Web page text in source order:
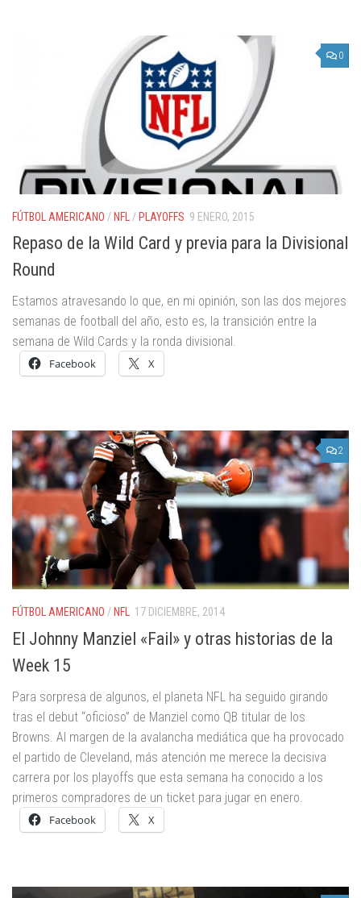
0
FÚTBOL AMERICANO / NFL/ PLAYOFFS 9 ENERO, 2015
Repaso de la Wild Card y previa para la Divisional
Round
Estamos atravesando lo que, en mi opinión, son las dos mejores
semanas de football del año, esto es, la transición entre la
semana de Wild Cards y la ronda divisional.
Facebook X
2
FÚTBOL AMERICANO / NFL 17 DICIEMBRE, 2014
El Johnny Manziel «Fail» y otras historias de la
Week 15
Para sorpresa de algunos, el planeta NFL ha seguido girando
tras el debut “oficioso” de Manziel como QB titular de los
Browns. Al margen de la avalancha mediática que ha provocado
el partido de Cleveland, más atención me merece la decisiva
carrera por los playoffs que esta semana ha conocido a los
primeros compradores de un ticket para jugar en enero.
Facebook X